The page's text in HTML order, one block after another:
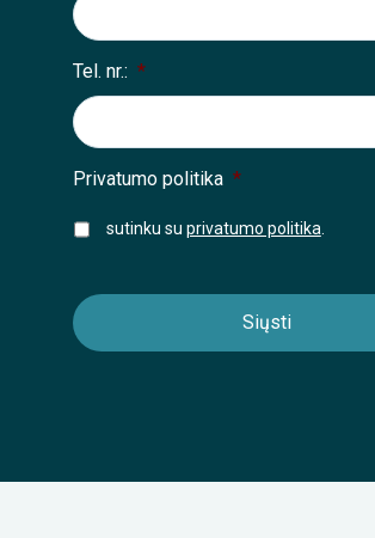
Tel. nr.: *
Privatumo politika *
sutinku su privatumo politika